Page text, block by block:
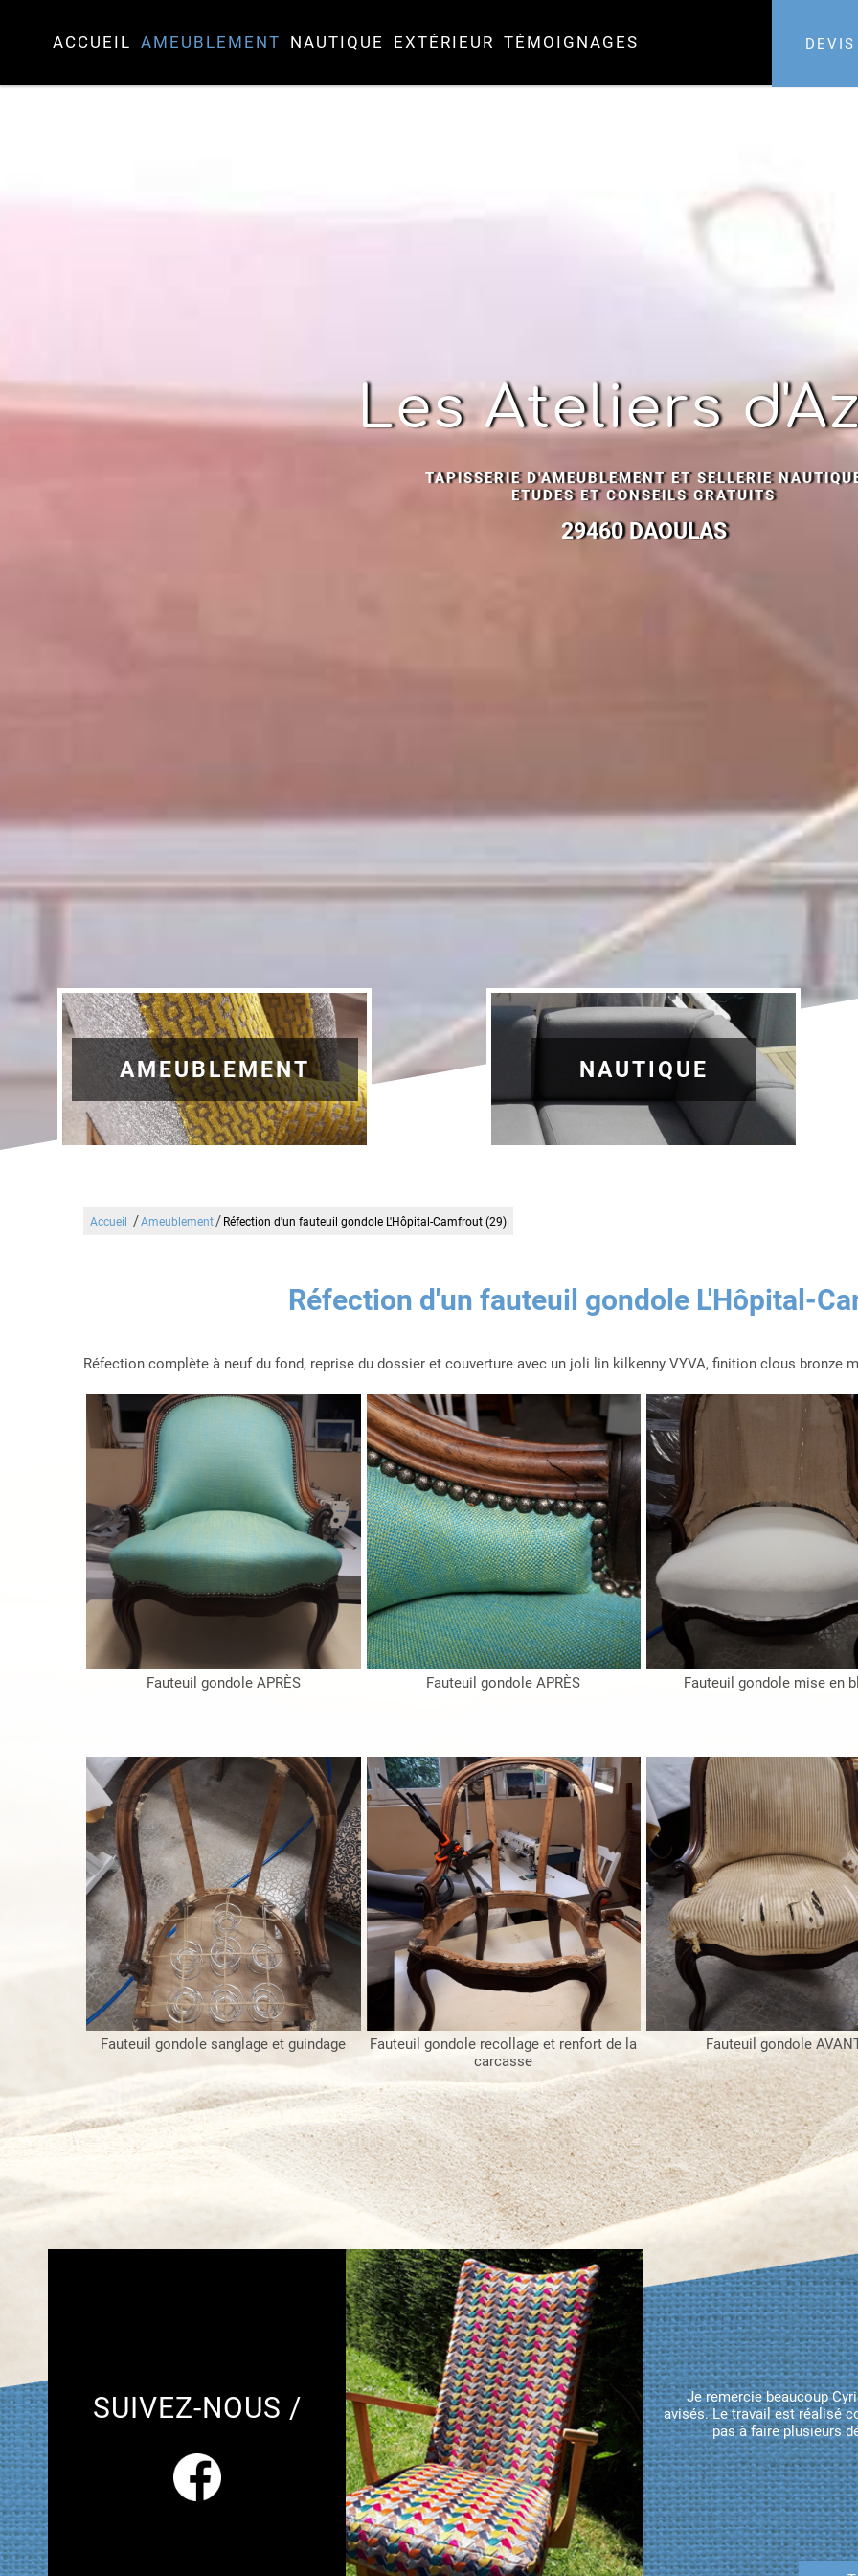
ACCUEIL AMEUBLEMENT NAUTIQUE EXTÉRIEUR TÉMOIGNAGES
Les Ateliers
TAPISSERIE D'AMEUBLEMENT ET SELLERIE
ETUDES ET CONSEILS GRATUITS
29460 DAOULAS
AMEUBLEMENT NAUTIQUE
Accueil /Ameublement/ Réfection d'un fauteuil gondole L'Hôpital-Camfrout (29)
Réfection d'un fauteuil gondole L'Hôpital-
Réfection complète à neuf du fond, reprise du dossier et couverture avec un joli lin kilkenny VYVA, finition clous bronze
Fauteuil gondole APRÈS Fauteuil gondole APRÈS Fauteuil gondole mise en
Fauteuil gondole sanglage et guindage
Fauteuil gondole recollage et renfort de la
carcasse
Fauteuil gondole
SUIVEZ-NOUS /
Je remercie beaucoup
avisés. Le travail est réalisé
pas à faire plusieurs